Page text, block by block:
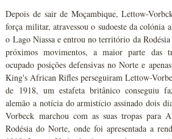
Depois de sair de Moçambique, Lettow-
força militar, atravessou o sudoeste da colónia
o Lago Niassa e entrou no território da Rodésia
próximos movimentos, a maior parte das
ocupado posições defensivas no Norte e
King's African Rifles perseguiram Lettow-
de 1918, um estafeta britânico conseguiu
alemão a notícia do armistício assinado dois
Vorbeck marchou com as suas tropas para
Rodésia do Norte, onde foi apresentada a